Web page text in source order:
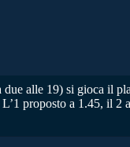
due alle 19) si gioca il
proposto a 1.45, il 2